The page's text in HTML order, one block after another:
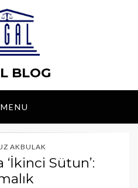
BLOG
MENU
AKBULAK
‘İkinci Sütun’: